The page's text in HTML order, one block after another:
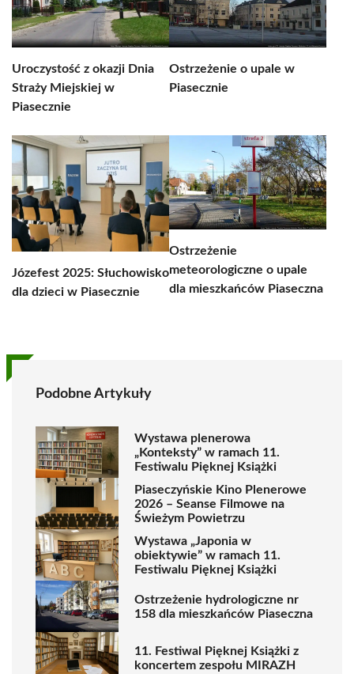
Uroczystość z okazji Dnia
Straży Miejskiej w
Piasecznie
Ostrzeżenie o upale w
Piasecznie
Józefest 2025: Słuchowisko
dla dzieci w Piasecznie
Ostrzeżenie
meteorologiczne o upale
dla mieszkańców Piaseczna
Podobne Artykuły
Wystawa plenerowa
„Konteksty” w ramach 11.
Festiwalu Pięknej Książki
Piaseczyńskie Kino Plenerowe
2026 – Seanse Filmowe na
Świeżym Powietrzu
Wystawa „Japonia w
obiektywie” w ramach 11.
Festiwalu Pięknej Książki
Ostrzeżenie hydrologiczne nr
158 dla mieszkańców Piaseczna
11. Festiwal Pięknej Książki z
koncertem zespołu MIRAZH